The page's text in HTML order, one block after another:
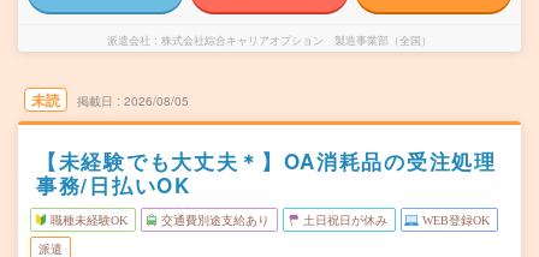
派遣会社 株式会社綜合キャリアオプション 製造事業部（全国）
未読 掲載日 2026/08/05
【未経験でも大丈夫＊】OA消耗品の受注処理
事務/日払いOK
職種未経験OK 交通費別途支給あり 土日祝日が休み WEB登録OK
派遣